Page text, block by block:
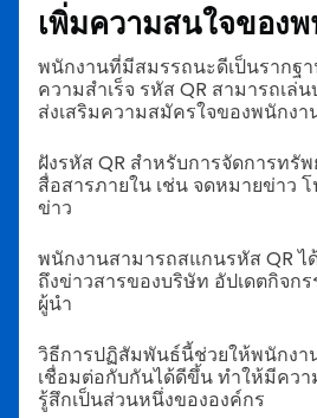
เพิ่มความสนใจของ
พนักงานที่มีสมรรถนะดีเป็นรากฐ
ความสำเร็จ รหัส QR สามารถเ
ส่งเสริมความสมัครใจของพนักงา
ฝังรหัส QR สำหรับการจัดการทรั
สื่อสารภายใน เช่น จดหมายข่าว
ข่าว
พนักงานสามารถสแกนรหัส QR ไ
ถึงข่าวสารของบริษัท อัปเดตกิจก
ผู้นำ
วิธีการปฏิสัมพันธ์นี้ช่วยให้พนักงา
เชื่อมต่อกับกันได้ดีขึ้น ทำให้มีคว
รู้สึกเป็นส่วนหนึ่งขององค์กร